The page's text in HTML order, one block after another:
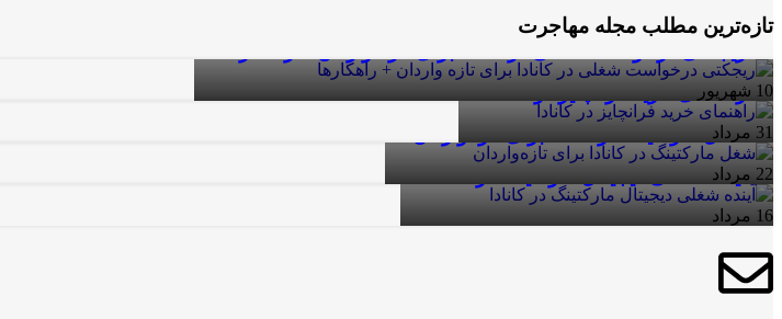
تازه‌ترین مطلب مجله مهاجرت
10 شهریور
31 مرداد
راهنمای خرید فرانچایز در کانادا
22 مرداد
شغل مارکتینگ در کانادا برای تازه‌واردان
16 مرداد
آینده شغلی دیجیتال مارکتینگ در کانادا